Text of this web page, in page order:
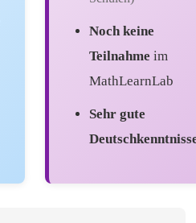
Noch keine
Teilnahme im
MathLearnLab
Sehr gute